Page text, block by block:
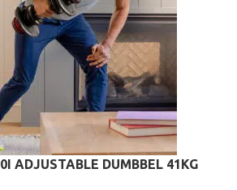
ADJUSTABLE DUMBBEL 41KG